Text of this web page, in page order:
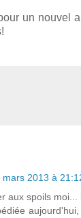
un nouvel
mars 2013 à
aux spoils moi...